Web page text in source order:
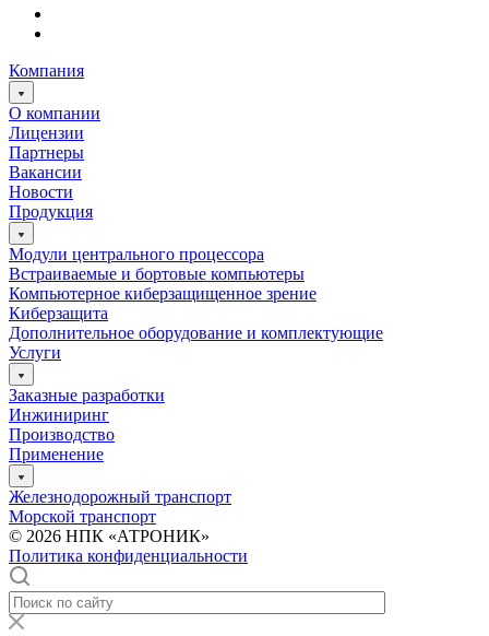
Компания
О компании
Лицензии
Партнеры
Вакансии
Новости
Продукция
Модули центрального процессора
Встраиваемые и бортовые компьютеры
Компьютерное киберзащищенное зрение
Киберзащита
Дополнительное оборудование и комплектующие
Услуги
Заказные разработки
Инжиниринг
Производство
Применение
Железнодорожный транспорт
Морской транспорт
© 2026 НПК «АТРОНИК»
Политика конфиденциальности